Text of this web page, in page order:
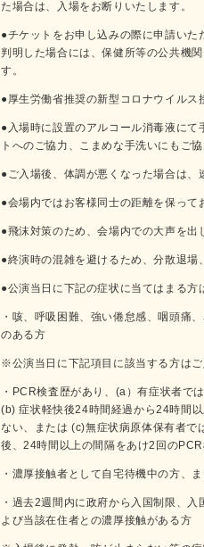
た場合は、入場をお断りいたします。
●チケットをお申し込みの際に申請い
判明した場合には、保健所等の公共機
す。
●厚生労働省推奨の新型コロナウイルス
●入場時に設置のアルコール消毒液に
トへのご協⼒、こまめな⼿洗いにもご協
●ご⼊場後、体調が悪くなった場合は、
●会場内ではお客様同士の距離を保って
●飛沫対策のため、会場内での大声を出
●終演時の混雑を避けるため、分散退場
●公演当⽇に下記の症状に当てはまる⽅
・咳、呼吸困難、強い倦怠感、咽頭痛
のある⽅
※公演当⽇に下記項⽬に該当する⽅はご
・PCR検査歴があり、(a）有症状者で
(b) 症状軽快後24時間経過から24時間
ない、または (c)無症状病原体保有者
後、24時間以上の間隔をあけ2回の
・濃厚接触者として⾃宅待機中の⽅、
・過去2週間内に政府から⼊国制限、
よび当該在住者との濃厚接触がある⽅